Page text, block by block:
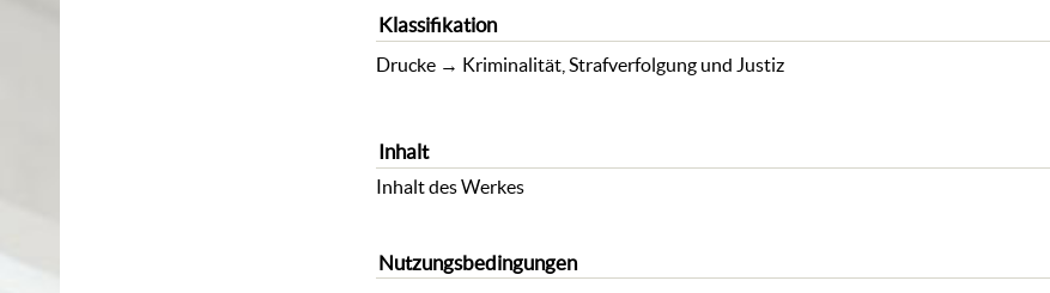
Klassifikation
Drucke → Kriminalität, Strafverfolgung und Justiz
Inhalt
Inhalt des Werkes
Nutzungsbedingungen